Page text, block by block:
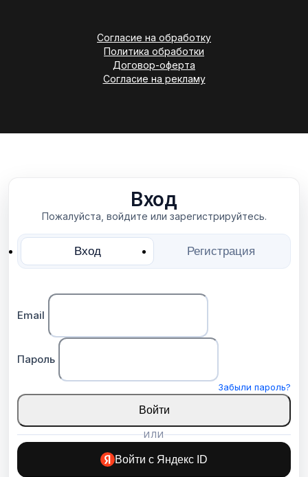
Согласие на обработку
Политика обработки
Договор-оферта
Согласие на рекламу
Вход
Пожалуйста, войдите или зарегистрируйтесь.
Вход Регистрация
Email
Пароль
Забыли пароль?
Войти
ИЛИ
Войти с Яндекс ID